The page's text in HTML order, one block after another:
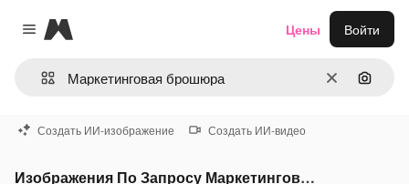
Close menu
Magnific
ОчиститьПоиск
Цены Войти
Создать ИИ-изображение Создать ИИ-видео
Изображения По Запросу Маркетинговая брошюра